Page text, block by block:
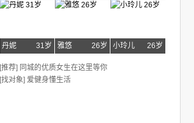
丹妮 31岁 雅悠 26岁 小玲儿 26岁
[推荐] 同城的优质女生在这里等你
[找对象] 爱健身懂生活